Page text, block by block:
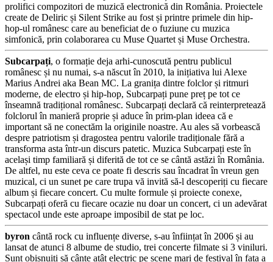
prolifici compozitori de muzică electronică din România. Proiectele
create de Deliric și Silent Strike au fost și printre primele din hip-
hop-ul românesc care au beneficiat de o fuziune cu muzica
simfonică, prin colaborarea cu Muse Quartet și Muse Orchestra.
Subcarpați, o formație deja arhi-cunoscută pentru publicul
românesc și nu numai, s-a născut în 2010, la inițiativa lui Alexe
Marius Andrei aka Bean MC. La granița dintre folclor și ritmuri
moderne, de electro și hip-hop, Subcarpați pune preț pe tot ce
înseamnă tradițional românesc. Subcarpați declară că reinterpretează
folclorul în manieră proprie și aduce în prim-plan ideea că e
important să ne conectăm la originile noastre. Au ales să vorbească
despre patriotism și dragostea pentru valorile tradiționale fără a
transforma asta într-un discurs patetic. Muzica Subcarpați este în
același timp familiară și diferită de tot ce se cântă astăzi în România.
De altfel, nu este ceva ce poate fi descris sau încadrat în vreun gen
muzical, ci un sunet pe care trupa vă invită să-l descoperiți cu fiecare
album și fiecare concert. Cu multe formule și proiecte conexe,
Subcarpați oferă cu fiecare ocazie nu doar un concert, ci un adevărat
spectacol unde este aproape imposibil de stat pe loc.
byron cântă rock cu influențe diverse, s-au înființat în 2006 și au
lansat de atunci 8 albume de studio, trei concerte filmate si 3 viniluri.
Sunt obișnuiți să cânte atât electric pe scene mari de festival în fața a